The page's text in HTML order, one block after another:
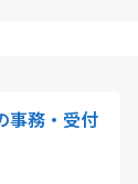
事務・受付